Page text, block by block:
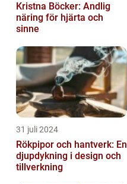
Kristna Böcker: Andlig
näring för hjärta och
sinne
31 juli 2024
Rökpipor och hantverk: En
djupdykning i design och
tillverkning